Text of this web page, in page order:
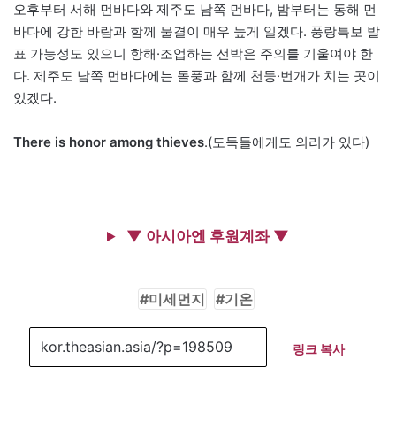
오후부터 서해 먼바다와 제주도 남쪽 먼바다, 밤부터는 동해 먼
바다에 강한 바람과 함께 물결이 매우 높게 일겠다. 풍랑특보 발
표 가능성도 있으니 항해·조업하는 선박은 주의를 기울여야 한
다. 제주도 남쪽 먼바다에는 돌풍과 함께 천둥·번개가 치는 곳이
있겠다.
There is honor among thieves.(도둑들에게도 의리가 있다)
▼ 아시아엔 후원계좌 ▼
미세먼지 기온
링크 복사